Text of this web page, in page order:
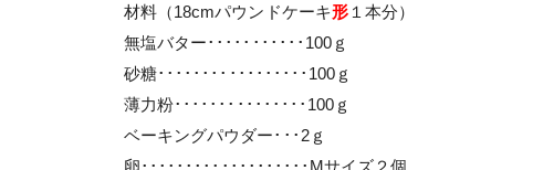
材料（18cmパウンドケーキ形１本分）
無塩バター･･･････････100ｇ
砂糖･････････････････100ｇ
薄力粉･･･････････････100ｇ
ベーキングパウダー･･･2ｇ